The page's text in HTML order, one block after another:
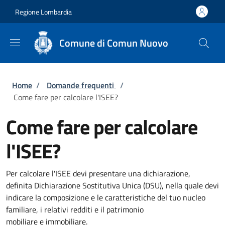
Regione Lombardia
Comune di Comun Nuovo
Briciole di pane
Home / Domande frequenti /
Come fare per calcolare l'ISEE?
Come fare per calcolare
l'ISEE?
Per calcolare l'ISEE devi presentare una dichiarazione,
definita Dichiarazione Sostitutiva Unica (DSU), nella quale devi
indicare la composizione e le caratteristiche del tuo nucleo
familiare, i relativi redditi e il patrimonio
mobiliare e immobiliare.